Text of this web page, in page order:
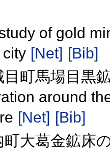
of gold
[Net] [Bib]
目町馬場目黒
around
[Net] [Bib]
町大葛金鉱床